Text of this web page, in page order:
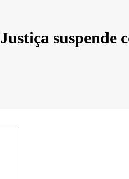
Justiça suspende